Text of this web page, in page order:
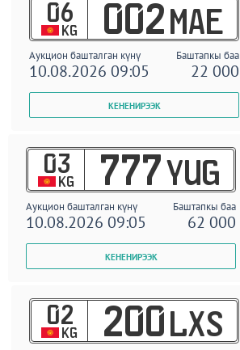
06
KG 002 MAE
Аукцион башталган күнү Баштапкы баа
10.08.2026 09:05 22 000
03
KG 777 YUG
Аукцион башталган күнү Баштапкы баа
10.08.2026 09:05 62 000
02
KG 200 LXS